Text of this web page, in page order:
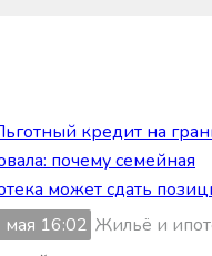
мая 16:02 Жильё и